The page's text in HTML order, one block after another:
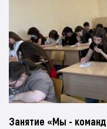
Занятие «Мы -